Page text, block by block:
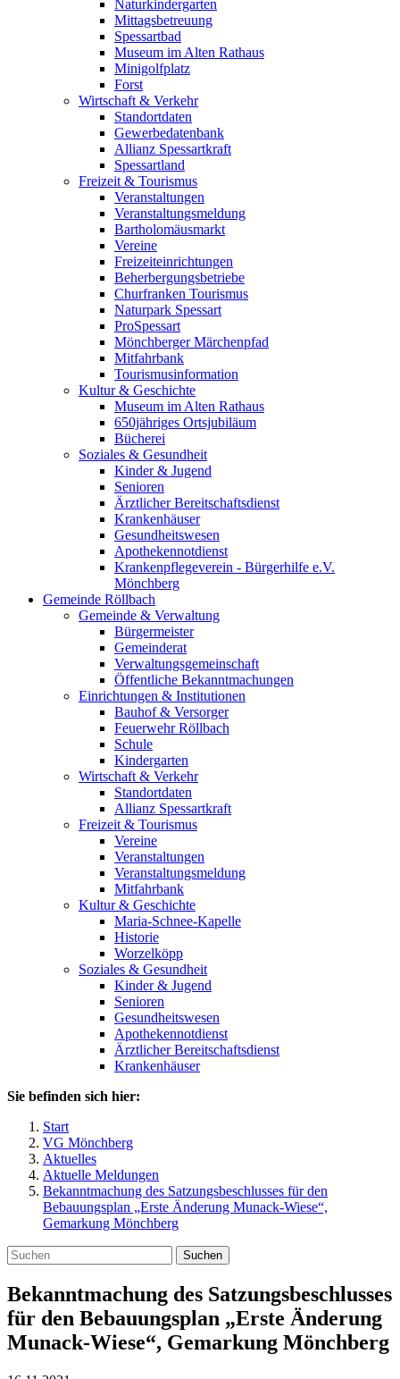
Naturkindergarten
Mittagsbetreuung
Spessartbad
Museum im Alten Rathaus
Minigolfplatz
Forst
Wirtschaft & Verkehr
Standortdaten
Gewerbedatenbank
Allianz Spessartkraft
Spessartland
Freizeit & Tourismus
Veranstaltungen
Veranstaltungsmeldung
Bartholomäusmarkt
Vereine
Freizeiteinrichtungen
Beherbergungsbetriebe
Churfranken Tourismus
Naturpark Spessart
ProSpessart
Mönchberger Märchenpfad
Mitfahrbank
Tourismusinformation
Kultur & Geschichte
Museum im Alten Rathaus
650jähriges Ortsjubiläum
Bücherei
Soziales & Gesundheit
Kinder & Jugend
Senioren
Ärztlicher Bereitschaftsdienst
Krankenhäuser
Gesundheitswesen
Apothekennotdienst
Krankenpflegeverein - Bürgerhilfe e.V.
Mönchberg
Gemeinde Röllbach
Gemeinde & Verwaltung
Bürgermeister
Gemeinderat
Verwaltungsgemeinschaft
Öffentliche Bekanntmachungen
Einrichtungen & Institutionen
Bauhof & Versorger
Feuerwehr Röllbach
Schule
Kindergarten
Wirtschaft & Verkehr
Standortdaten
Allianz Spessartkraft
Freizeit & Tourismus
Vereine
Veranstaltungen
Veranstaltungsmeldung
Mitfahrbank
Kultur & Geschichte
Maria-Schnee-Kapelle
Historie
Worzelköpp
Soziales & Gesundheit
Kinder & Jugend
Senioren
Gesundheitswesen
Apothekennotdienst
Ärztlicher Bereitschaftsdienst
Krankenhäuser
Sie befinden sich hier:
Start
VG Mönchberg
Aktuelles
Aktuelle Meldungen
Bekanntmachung des Satzungsbeschlusses für den
Bebauungsplan „Erste Änderung Munack-Wiese“,
Gemarkung Mönchberg
Suchen
Bekanntmachung des Satzungsbeschlusses
für den Bebauungsplan „Erste Änderung
Munack-Wiese“, Gemarkung Mönchberg